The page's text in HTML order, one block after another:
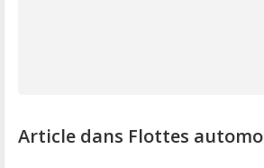
Article dans Flottes